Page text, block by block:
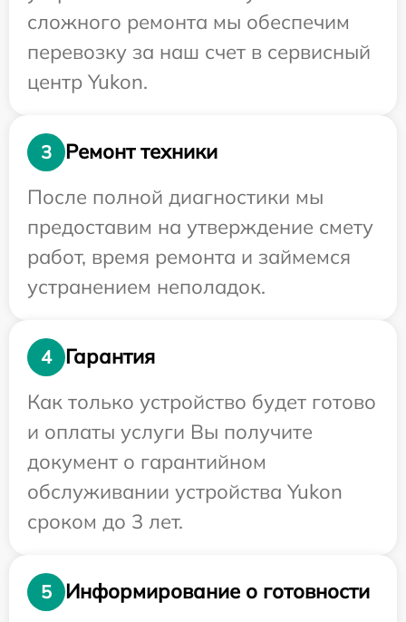
сложного ремонта мы обеспечим
перевозку за наш счет в сервисный
центр Yukon.
3
Ремонт техники
После полной диагностики мы
предоставим на утверждение смету
работ, время ремонта и займемся
устранением неполадок.
4
Гарантия
Как только устройство будет готово
и оплаты услуги Вы получите
документ о гарантийном
обслуживании устройства Yukon
сроком до 3 лет.
5
Информирование о готовности